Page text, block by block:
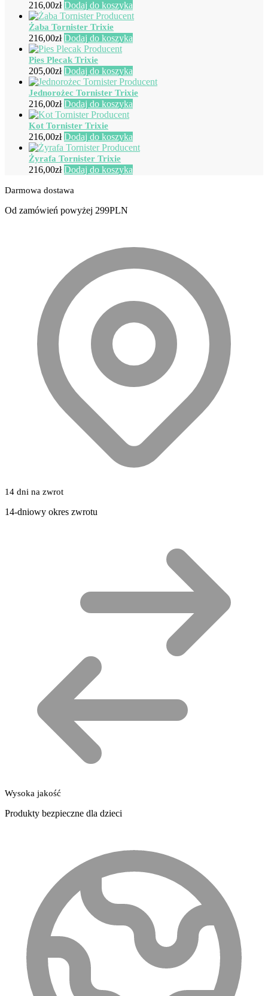
216,00zł Dodaj do koszyka
Żaba Tornister Trixie
216,00zł Dodaj do koszyka
Pies Plecak Trixie
205,00zł Dodaj do koszyka
Jednorożec Tornister Trixie
216,00zł Dodaj do koszyka
Kot Tornister Trixie
216,00zł Dodaj do koszyka
Żyrafa Tornister Trixie
216,00zł Dodaj do koszyka
Darmowa dostawa
Od zamówień powyżej 299PLN
14 dni na zwrot
14-dniowy okres zwrotu
Wysoka jakość
Produkty bezpieczne dla dzieci